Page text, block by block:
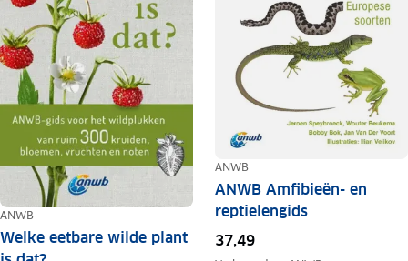
ANWB
Welke eetbare wilde plant
ANWB
ANWB Amfibieën- en
reptielengids
37,49